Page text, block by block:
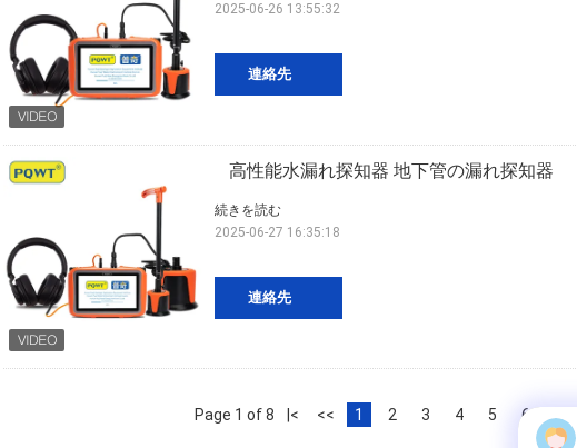
連絡先
2025-06-26 13:55:32
高性能水漏れ探知器 地下管の漏れ探知器
連絡先
続きを読む
2025-06-27 16:35:18
Page 1 of 8 |< << 1 2 3 4 5 6 7